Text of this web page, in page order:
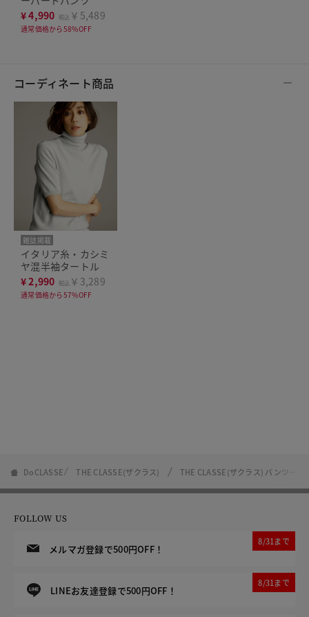
¥4,990 税込 ￥5,489
通常価格から58%OFF
コーディネート商品
雑誌掲載
イタリア糸・カシミ
ヤ混半袖タートル
¥2,990 税込 ￥3,289
通常価格から57%OFF
DoCLASSE THE CLASSE(ザクラス) THE CLASSE(ザクラス) パンツ一覧
FOLLOW US
メルマガ登録で500円OFF！
8/31まで
LINEお友達登録で500円OFF！
8/31まで